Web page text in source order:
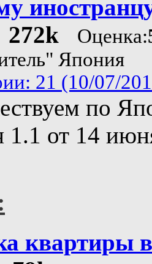
272k Оценка:
Япония
21 (10/07/
по
1.1 от 14
квартиры в